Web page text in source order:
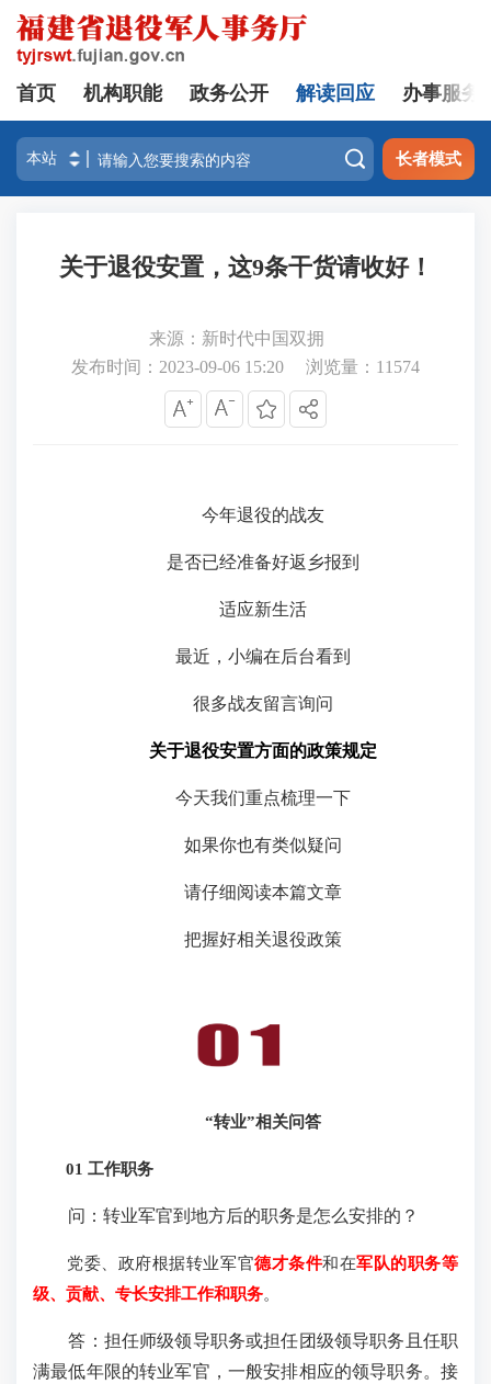
首页 机构职能 政务公开 解读回应 办事服务
 长者模式
关于退役安置，这9条干货请收好！
来源：新时代中国双拥
发布时间：2023-09-06 15:20
浏览量： 11574
今年退役的战友
是否已经准备好返乡报到
适应新生活
最近，小编在后台看到
很多战友留言询问
关于退役安置方面的政策规定
今天我们重点梳理一下
如果你也有类似疑问
请仔细阅读本篇文章
把握好相关退役政策
“转业”相关问答
01 工作职务
问：转业军官到地方后的职务是怎么安排的？
党委、政府根据转业军官德才条件和在军队的职务等
级、贡献、专长安排工作和职务。
答：担任师级领导职务或担任团级领导职务且任职
满最低年限的转业军官，一般安排相应的领导职务。接